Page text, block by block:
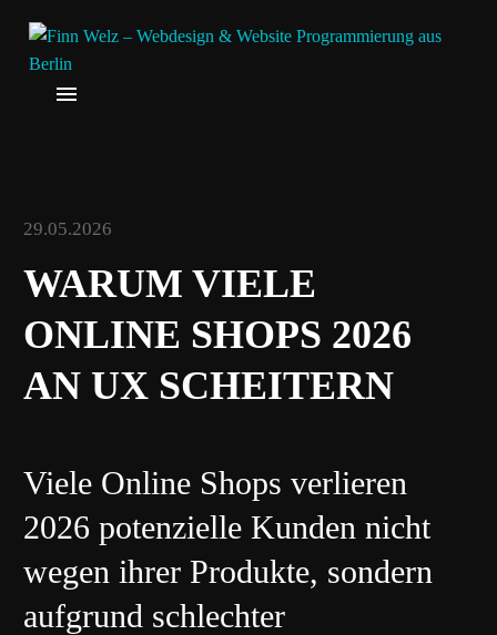
29.05.2026
WARUM VIELE
ONLINE SHOPS 2026
AN UX SCHEITERN
Viele Online Shops verlieren
2026 potenzielle Kunden nicht
wegen ihrer Produkte, sondern
aufgrund schlechter